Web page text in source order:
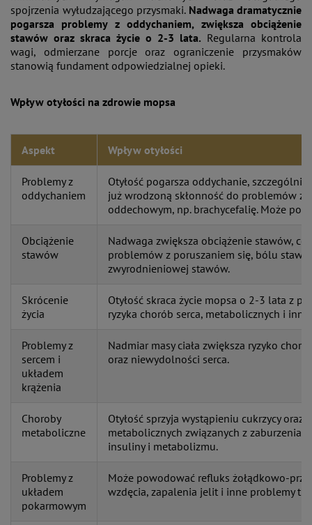
spojrzenia wyłudzającego przysmaki. Nadwaga dramatycznie
pogarsza problemy z oddychaniem, zwiększa obciążenie
stawów oraz skraca życie o 2-3 lata. Regularna kontrola
wagi, odmierzane porcje oraz ograniczenie przysmaków
stanowią fundament odpowiedzialnej opieki.
Wpływ otyłości na zdrowie mopsa
Aspekt Wpływ otyłości
Problemy z
oddychaniem
Otyłość pogarsza oddychanie,
już wrodzoną skłonność do problemów z
oddechowym, np. brachycefalię. Może
Obciążenie
stawów
Nadwaga zwiększa obciążenie stawów,
problemów z poruszaniem się, bólu
zwyrodnieniowej stawów.
Skrócenie
życia
Otyłość skraca życie mopsa o 2-3 lata z
ryzyka chorób serca, metabolicznych i
Problemy z
sercem i
układem
krążenia
Nadmiar masy ciała zwiększa ryzyko
oraz niewydolności serca.
Choroby
metaboliczne
Otyłość sprzyja wystąpieniu cukrzycy oraz
metabolicznych związanych z
insuliny i metabolizmu.
Problemy z
układem
pokarmowym
Może powodować refluks żołądkowo-
wzdęcia, zapalenia jelit i inne problemy